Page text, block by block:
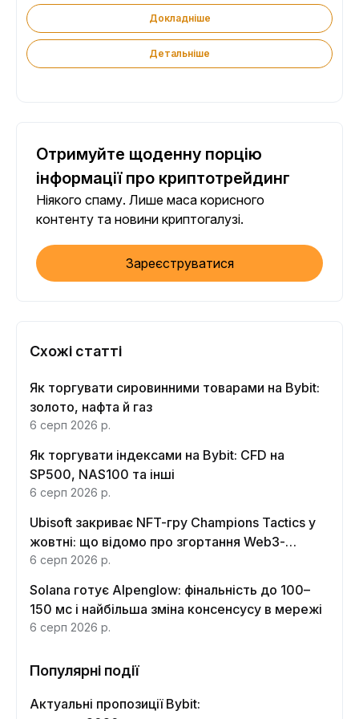
Докладніше
Детальніше
Отримуйте щоденну порцію
інформації про криптотрейдинг
Ніякого спаму. Лише маса корисного
контенту та новини криптогалузі.
Зареєструватися
Схожі статті
Як торгувати сировинними товарами на Bybit:
золото, нафта й газ
6 серп 2026 р.
Як торгувати індексами на Bybit: CFD на
SP500, NAS100 та інші
6 серп 2026 р.
Ubisoft закриває NFT-гру Champions Tactics у
жовтні: що відомо про згортання Web3-
функцій
6 серп 2026 р.
Solana готує Alpenglow: фінальність до 100–
150 мс і найбільша зміна консенсусу в мережі
6 серп 2026 р.
Популярні події
Актуальні пропозиції Bybit: